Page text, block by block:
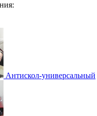
Антискол-универсальный